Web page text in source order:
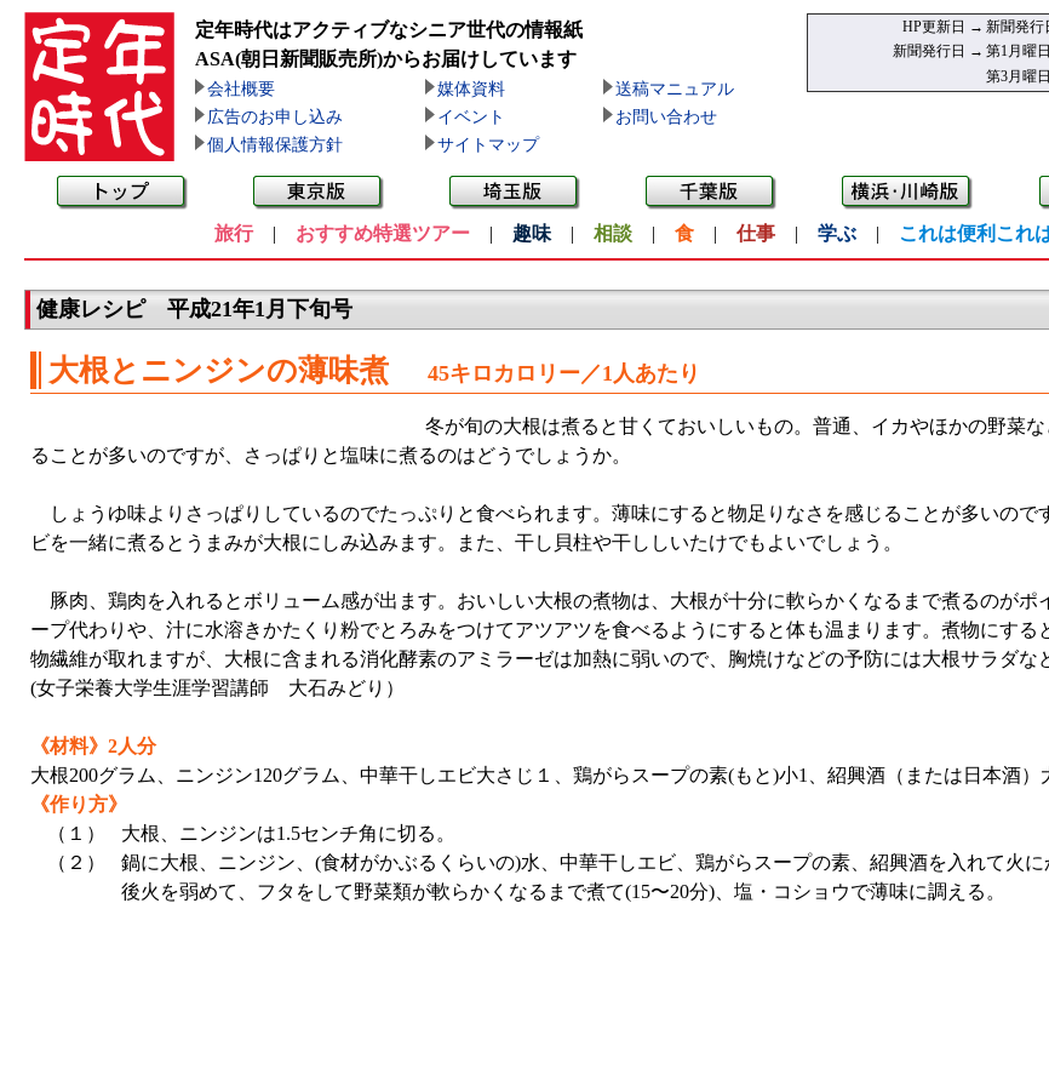
定年時代はアクティブなシニア世代の情報紙
ASA(朝日新聞販売所)からお届けしています
会社概要 媒体資料
送稿マニュアル
広告のお申し込み
イベント
お問い合わせ
個人情報保護方針
サイトマップ
HP更新日 → 新聞発行
新聞発行日 → 第1月曜
第3月曜
旅行| おすすめ特選ツアー | 趣味 | 相談 | 食 | 仕事 | 学ぶ | これは便利これ
健康レシピ 平成21年1月下旬号
大根とニンジンの薄味煮 45キロカロリー／1人あたり
冬が旬の大根は煮ると甘くておいしいもの。普通、イカやほかの野菜
ることが多いのですが、さっぱりと塩味に煮るのはどうでしょうか。
しょうゆ味よりさっぱりしているのでたっぷりと食べられます。薄味にすると物足りなさを感じることが多いので
ビを一緒に煮るとうまみが大根にしみ込みます。また、干し貝柱や干ししいたけでもよいでしょう。
豚肉、鶏肉を入れるとボリューム感が出ます。おいしい大根の煮物は、大根が十分に軟らかくなるまで煮るのがポ
ープ代わりや、汁に水溶きかたくり粉でとろみをつけてアツアツを食べるようにすると体も温まります。煮物にする
物繊維が取れますが、大根に含まれる消化酵素のアミラーゼは加熱に弱いので、胸焼けなどの予防には大根サラダな
(女子栄養大学生涯学習講師 大石みどり）
《材料》2人分
大根200グラム、ニンジン120グラム、中華干しエビ大さじ１、鶏がらスープの素(もと)小1、紹興酒（または日本酒）
《作り方》
（１）
大根、ニンジンは1.5センチ角に切る。
（２）
鍋に大根、ニンジン、(食材がかぶるくらいの)水、中華干しエビ、鶏がらスープの素、紹興酒を入れて火
後火を弱めて、フタをして野菜類が軟らかくなるまで煮て(15〜20分)、塩・コショウで薄味に調える。